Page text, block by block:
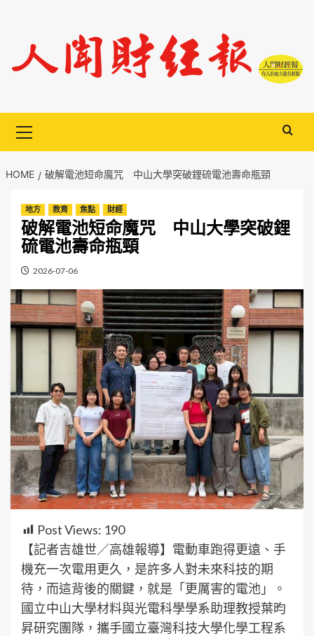
content
Menu
HOME 破解電池短命魔咒 中山大學突破鋰硫電池壽命瓶頸
地方 教育 焦點 財經
破解電池短命魔咒 中山大學突破鋰
硫電池壽命瓶頸
2026-07-06
Post Views: 190
【記者吉雄世／高雄報導】電動車跑得更遠、手
機充一次電用更久，是許多人對未來科技的期
待，而這背後的關鍵，就是「更厲害的電池」。
國立中山大學材料與光電科學學系助理教授葉昀
昇研究團隊，攜手國立臺灣科技大學化學工程系